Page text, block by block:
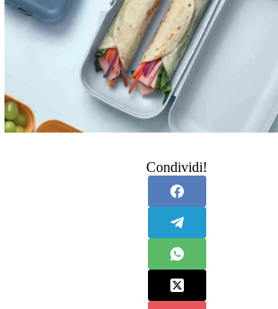
Condividi!